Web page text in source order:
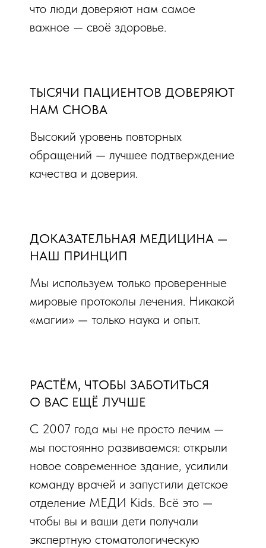
что люди доверяют нам самое
важное — своё здоровье.
ТЫСЯЧИ ПАЦИЕНТОВ ДОВЕРЯЮТ
НАМ СНОВА
Высокий уровень повторных
обращений — лучшее подтверждение
качества и доверия.
ДОКАЗАТЕЛЬНАЯ МЕДИЦИНА —
НАШ ПРИНЦИП
Мы используем только проверенные
мировые протоколы лечения. Никакой
«магии» — только наука и опыт.
РАСТЁМ, ЧТОБЫ ЗАБОТИТЬСЯ
О ВАС ЕЩЁ ЛУЧШЕ
С 2007 года мы не просто лечим —
мы постоянно развиваемся: открыли
новое современное здание, усилили
команду врачей и запустили детское
отделение МЕДИ Kids. Всё это —
чтобы вы и ваши дети получали
экспертную стоматологическую